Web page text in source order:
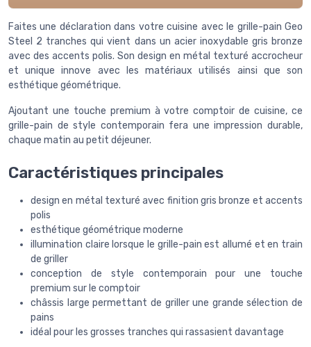
Faites une déclaration dans votre cuisine avec le grille-pain Geo
Steel 2 tranches qui vient dans un acier inoxydable gris bronze
avec des accents polis. Son design en métal texturé accrocheur
et unique innove avec les matériaux utilisés ainsi que son
esthétique géométrique.
Ajoutant une touche premium à votre comptoir de cuisine, ce
grille-pain de style contemporain fera une impression durable,
chaque matin au petit déjeuner.
Caractéristiques principales
design en métal texturé avec finition gris bronze et accents
polis
esthétique géométrique moderne
illumination claire lorsque le grille-pain est allumé et en train
de griller
conception de style contemporain pour une touche
premium sur le comptoir
châssis large permettant de griller une grande sélection de
pains
idéal pour les grosses tranches qui rassasient davantage